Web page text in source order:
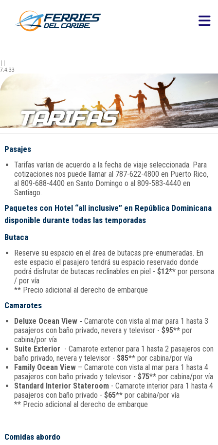
||
7.4.33
TARIFAS
Pasajes
Tarifas varían de acuerdo a la fecha de viaje seleccionada. Para
cotizaciones nos puede llamar al 787-622-4800 en Puerto Rico,
al 809-688-4400 en Santo Domingo o al 809-583-4440 en
Santiago.
Paquetes con Hotel “all inclusive” en República Dominicana
disponible durante todas las temporadas
Butaca
Reserve su espacio en el área de butacas pre-enumeradas. En
este espacio el pasajero tendrá su espacio reservado donde
podrá disfrutar de butacas reclinables en piel - $12**por persona
/ por vía
** Precio adicional al derecho de embarque
Camarotes
Deluxe Ocean View - Camarote con vista al mar para 1 hasta 3
pasajeros con baño privado, nevera y televisor - $95** por
cabina/por vía
Suite Exterior - Camarote exterior para 1 hasta 2 pasajeros con
baño privado, nevera y televisor - $85** por cabina/por vía
Family Ocean View– Camarote con vista al mar para 1 hasta 4
pasajeros con baño privado y televisor - $75** por cabina/por vía
Standard Interior Stateroom- Camarote interior para 1 hasta 4
pasajeros con baño privado - $65** por cabina/por vía
** Precio adicional al derecho de embarque
Comidas abordo